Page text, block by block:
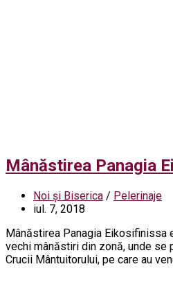
Mânăstirea Panagia
Noi și Biserica / Pelerinaje
iul. 7, 2018
Mânăstirea Panagia Eikosifinissa
vechi mânăstiri din zonă, unde se
Crucii Mântuitorului, pe care au